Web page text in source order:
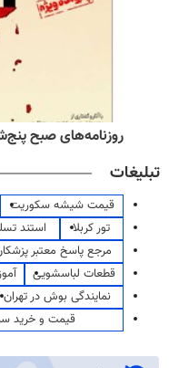
روزنامه‌های صبح پنج‌شنبه ۱۵
تبلیغات
قیمت شیشه سکوریت
تور کربلا
استند
مرجع پاسخ معتبر
قطعات لباسشویی
نمایندگی بوش در تهران
قیمت و خرید